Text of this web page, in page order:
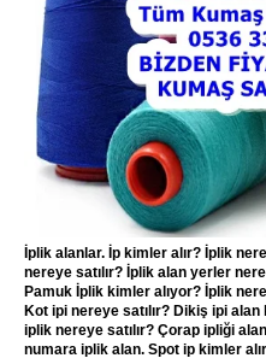
İplik alanlar. İp kimler alır? İplik
nereye satılır? İplik alan yerler
Pamuk İplik kimler alıyor? İplik
Kot ipi nereye satılır? Dikiş ipi
iplik nereye satılır? Çorap ipliği
numara iplik alan. Spot ip kimler